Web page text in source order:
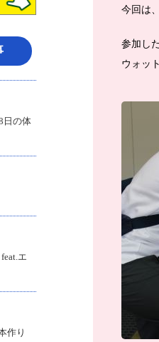
今回は
参加し
ウォッ
日の体
エ
作り